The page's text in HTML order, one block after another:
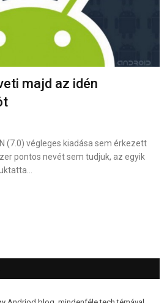
majd az idén
(7.0) végleges kiadása sem érkezett
pontos nevét sem tudjuk, az egyik